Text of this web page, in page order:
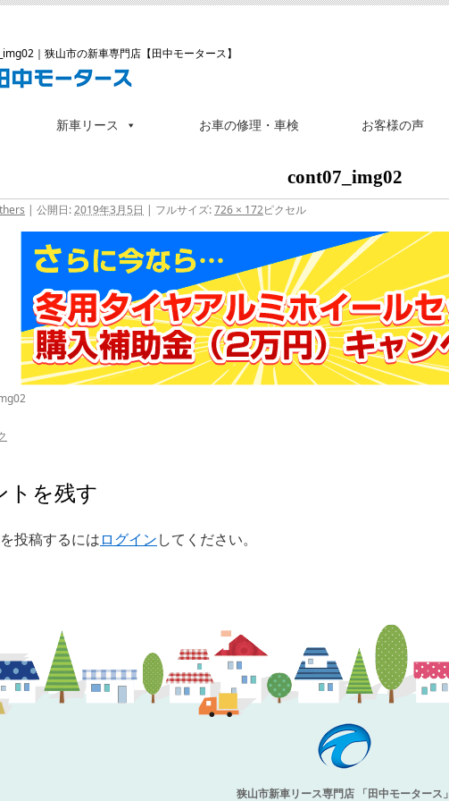
｜狭山市の新車専門店【田中モータース】
新車リース お車の修理・車検 お客様の声
cont07_img02
| 公開日:2019年3月5日 | フルサイズ:726 × 172ピクセル
トを残す
投稿するにはログインしてください。
狭山市新車リース専門店 「田中モータース」